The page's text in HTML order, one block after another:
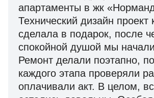
апартаменты в жк
Технический дизайн проект
сделала в подарок, после
спокойной душой мы
Ремонт делали поэтапно,
каждого этапа проверяли
оплачивали акт. В целом,